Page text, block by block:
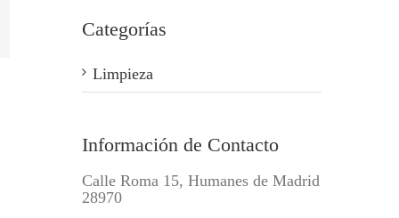
Categorías
Limpieza
Información de Contacto
Calle Roma 15, Humanes de Madrid
28970